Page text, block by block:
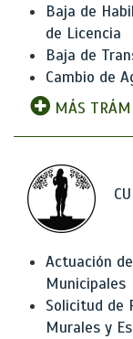
Baja de
de Licencia
Baja de
Cambio de
MÁS
Actuación
Municipales
Solicitud de
Murales y